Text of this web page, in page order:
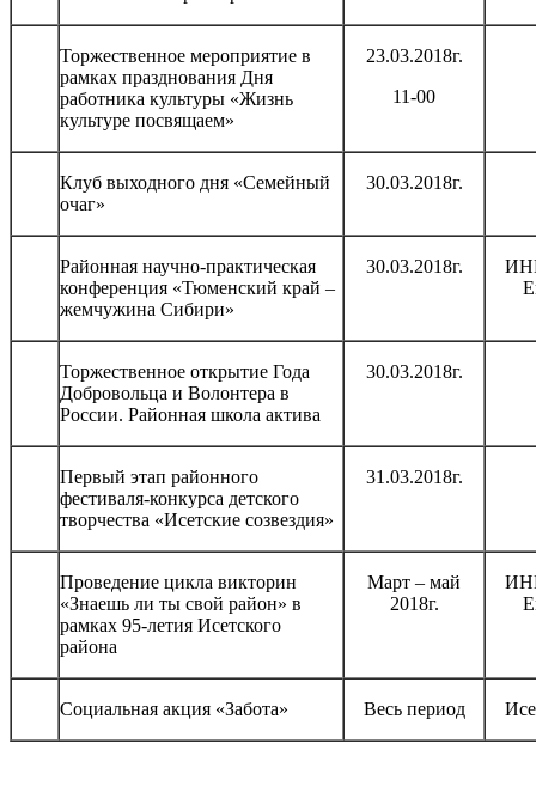
Торжественное мероприятие в
рамках празднования Дня
работника культуры «Жизнь
культуре посвящаем»
23.03.2018г.
11-00
Клуб выходного дня «Семейный
очаг»
30.03.2018г.
Районная научно-практическая
конференция «Тюменский край –
жемчужина Сибири»
30.03.2018г.
Торжественное открытие Года
Добровольца и Волонтера в
России. Районная школа актива
30.03.2018г.
Первый этап районного
фестиваля-конкурса детского
творчества «Исетские созвездия»
31.03.2018г.
Проведение цикла викторин
«Знаешь ли ты свой район» в
рамках 95-летия Исетского
района
Март – май
2018г.
Социальная акция «Забота» Весь период